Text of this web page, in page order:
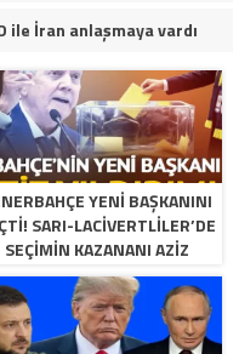
ile İran anlaşmaya vardı
YENI BAŞKANINI
SARI-LACIVERTLILER’DE
SEÇIMIN KAZANANI AZIZ
YILDIRIM OLDU